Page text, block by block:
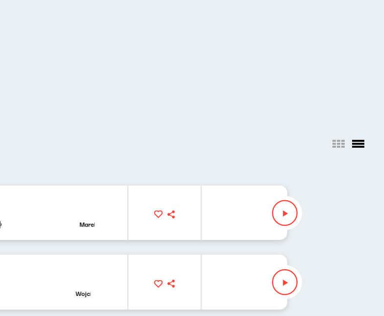
Marek Napiórkowski, Adriana Bąkowska
Wojciech Malajkat, Ryszard Koziołek